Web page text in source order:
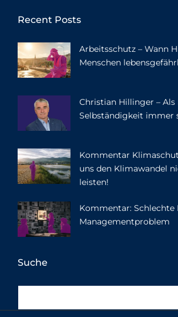
Recent Posts
Arbeitsschutz – Wann
Menschen
Christian Hillinger –
Selbständigkeit immer
Kommentar
uns den Klimawandel
leisten!
Kommentar: Schlechte
Managementproblem
Suche